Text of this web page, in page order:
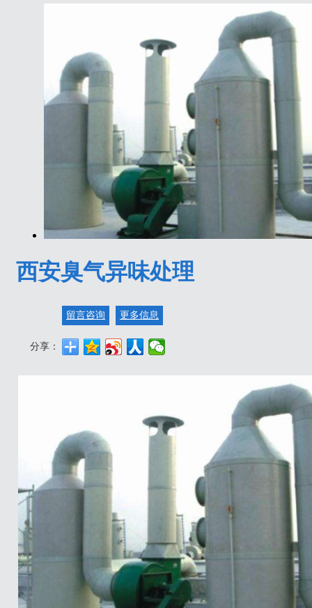
西安臭气异味处理
留言咨询 更多信息
分享：